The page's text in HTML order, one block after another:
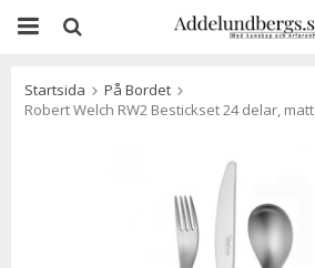
Startsida
På Bordet
Robert Welch RW2 Bestickset 24 delar, matt